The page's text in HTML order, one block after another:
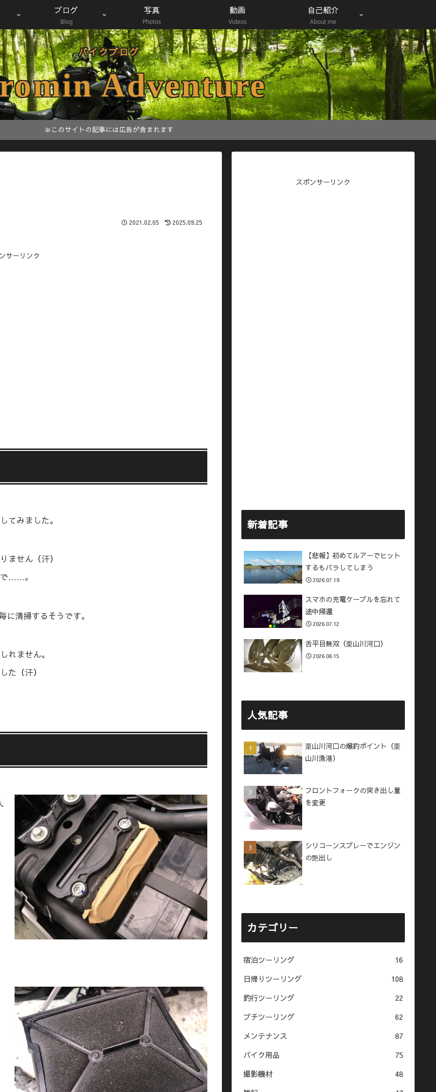
バイクブログ
Adventure
ブログ
Blog
写真
Photos
動画
Videos
自己紹介
About me
※このサイトの記事には広告が含まれます
2021.02.05 2025.09.25
サーリンク
てみました。
ません（汗）
……。
清掃するそうです。
れません。
た（汗）
スポンサーリンク
新着記事
【悲報】初めてルアーでヒット
するもバラしてしまう
2026.07.19
スマホの充電ケーブルを忘れて
途中帰還
2026.07.12
舌平目無双（栗山川河口）
2026.06.15
人気記事
栗山川河口の爆釣ポイント（栗
山川漁港）
フロントフォークの突き出し量
を変更
シリコーンスプレーでエンジン
の艶出し
カテゴリー
宿泊ツーリング
16
日帰りツーリング
108
釣行ツーリング
22
プチツーリング
62
メンテナンス
87
バイク用品
75
撮影機材
48